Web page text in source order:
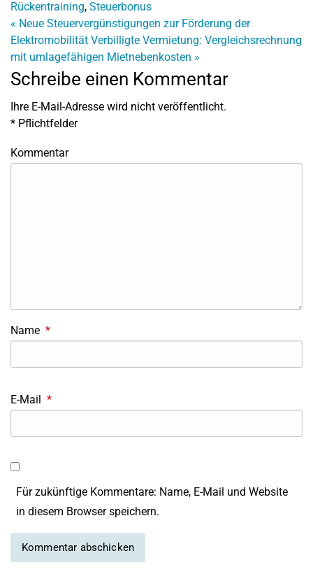
Rückentraining, Steuerbonus
« Neue Steuervergünstigungen zur Förderung der
Elektromobilität Verbilligte Vermietung: Vergleichsrechnung
mit umlagefähigen Mietnebenkosten »
Schreibe einen Kommentar
Ihre E-Mail-Adresse wird nicht veröffentlicht.
* Pflichtfelder
Kommentar
Name *
E-Mail *
Für zukünftige Kommentare: Name, E-Mail und Website
in diesem Browser speichern.